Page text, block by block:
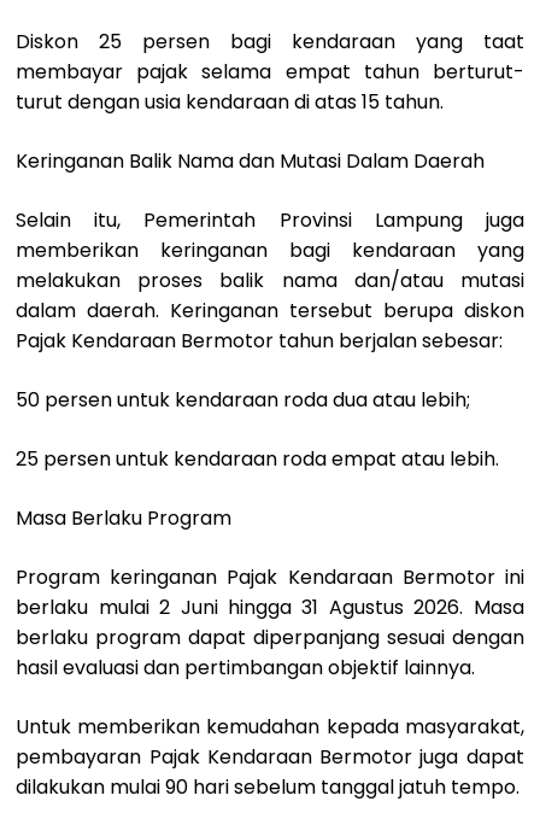
Diskon 25 persen bagi kendaraan yang taat
membayar pajak selama empat tahun berturut-
turut dengan usia kendaraan di atas 15 tahun.
Keringanan Balik Nama dan Mutasi Dalam Daerah
Selain itu, Pemerintah Provinsi Lampung juga
memberikan keringanan bagi kendaraan yang
melakukan proses balik nama dan/atau mutasi
dalam daerah. Keringanan tersebut berupa diskon
Pajak Kendaraan Bermotor tahun berjalan sebesar:
50 persen untuk kendaraan roda dua atau lebih;
25 persen untuk kendaraan roda empat atau lebih.
Masa Berlaku Program
Program keringanan Pajak Kendaraan Bermotor ini
berlaku mulai 2 Juni hingga 31 Agustus 2026. Masa
berlaku program dapat diperpanjang sesuai dengan
hasil evaluasi dan pertimbangan objektif lainnya.
Untuk memberikan kemudahan kepada masyarakat,
pembayaran Pajak Kendaraan Bermotor juga dapat
dilakukan mulai 90 hari sebelum tanggal jatuh tempo.